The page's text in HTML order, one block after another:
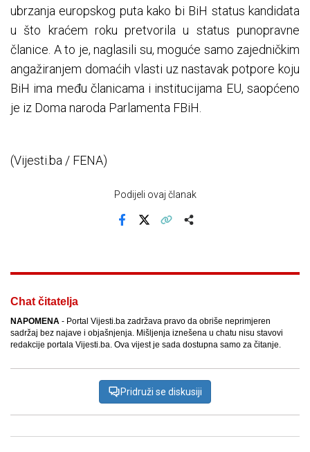
ubrzanja europskog puta kako bi BiH status kandidata
u što kraćem roku pretvorila u status punopravne
članice. A to je, naglasili su, moguće samo zajedničkim
angažiranjem domaćih vlasti uz nastavak potpore koju
BiH ima među članicama i institucijama EU, saopćeno
je iz Doma naroda Parlamenta FBiH.
(Vijesti.ba / FENA)
Podijeli ovaj članak
Chat čitatelja
NAPOMENA - Portal Vijesti.ba zadržava pravo da obriše neprimjeren
sadržaj bez najave i objašnjenja. Mišljenja iznešena u chatu nisu stavovi
redakcije portala Vijesti.ba. Ova vijest je sada dostupna samo za čitanje.
Pridruži se diskusiji